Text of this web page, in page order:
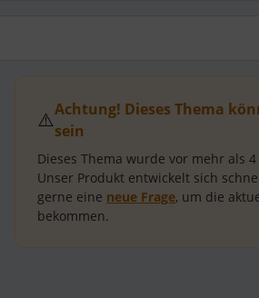
⚠️Achtung! Dieses Thema
sein
Dieses Thema wurde vor mehr als 4
Unser Produkt entwickelt sich
gerne eine neue Frage, um die
bekommen.